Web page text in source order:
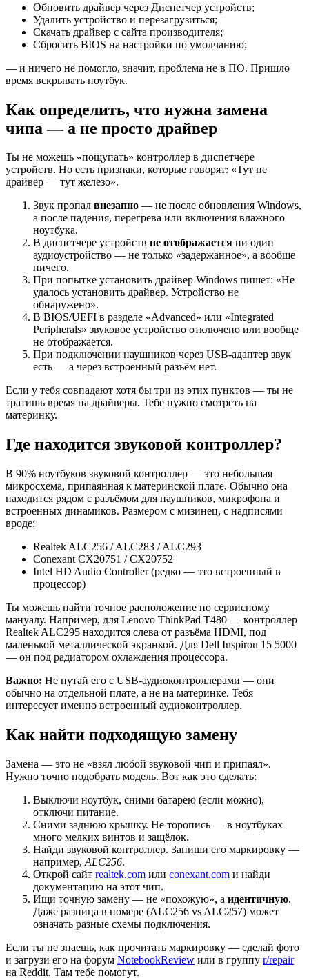
Обновить драйвер через Диспетчер устройств;
Удалить устройство и перезагрузиться;
Скачать драйвер с сайта производителя;
Сбросить BIOS на настройки по умолчанию;
— и ничего не помогло, значит, проблема не в ПО. Пришло
время вскрывать ноутбук.
Как определить, что нужна замена
чипа — а не просто драйвер
Ты не можешь «пощупать» контроллер в диспетчере
устройств. Но есть признаки, которые говорят: «Тут не
драйвер — тут железо».
Звук пропал внезапно — не после обновления Windows,
а после падения, перегрева или включения влажного
ноутбука.
В диспетчере устройств не отображается ни один
аудиоустройство — не только «задержанное», а вообще
ничего.
При попытке установить драйвер Windows пишет: «Не
удалось установить драйвер. Устройство не
обнаружено».
В BIOS/UEFI в разделе «Advanced» или «Integrated
Peripherals» звуковое устройство отключено или вообще
не отображается.
При подключении наушников через USB-адаптер звук
есть — а через встроенный разъём нет.
Если у тебя совпадают хотя бы три из этих пунктов — ты не
тратишь время на драйверы. Тебе нужно смотреть на
материнку.
Где находится звуковой контроллер?
В 90% ноутбуков звуковой контроллер — это небольшая
микросхема, припаянная к материнской плате. Обычно она
находится рядом с разъёмом для наушников, микрофона и
встроенных динамиков. Размером с мизинец, с надписями
вроде:
Realtek ALC256 / ALC283 / ALC293
Conexant CX20751 / CX20752
Intel HD Audio Controller (редко — это встроенный в
процессор)
Ты можешь найти точное расположение по сервисному
мануалу. Например, для Lenovo ThinkPad T480 — контроллер
Realtek ALC295 находится слева от разъёма HDMI, под
маленькой металлической экранкой. Для Dell Inspiron 15 5000
— он под радиатором охлаждения процессора.
Важно: Не путай его с USB-аудиоконтроллерами — они
обычно на отдельной плате, а не на материнке. Тебя
интересует именно встроенный аудиоконтроллер.
Как найти подходящую замену
Замена — это не «взял любой звуковой чип и припаял».
Нужно точно подобрать модель. Вот как это сделать:
Выключи ноутбук, сними батарею (если можно),
отключи питание.
Сними заднюю крышку. Не торопись — в ноутбуках
много мелких винтов и защёлок.
Найди звуковой контроллер. Запиши его маркировку —
например, ALC256.
Открой сайт realtek.com или conexant.com и найди
документацию на этот чип.
Ищи точную замену — не «похожую», а идентичную.
Даже разница в номере (ALC256 vs ALC257) может
означать разные схемы подключения.
Если ты не знаешь, как прочитать маркировку — сделай фото
и загрузи его на форум NotebookReview или в группу r/repair
на Reddit. Там тебе помогут.